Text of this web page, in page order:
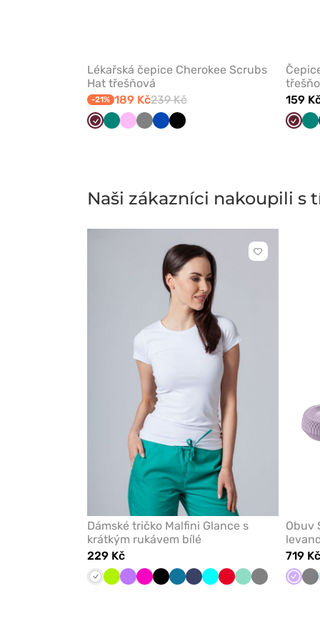
Lékařská čepice Cherokee Scrubs
Hat třešňová
-21% 189 Kč239 Kč
Třešňová
ZelenáRůžováŠedáKrálovsky
Černá
159
Naši zákazníci nakoupili
Kliknutím
Dámské tričko Malfini Glance s
krátkým rukávem bílé
229 Kč
Bílá Limetková
FialováMalinová
ČernáKaraibsky
Námořnická
Tyrkysová
ČervenáMátováŠedá
Obuv
719 Kč